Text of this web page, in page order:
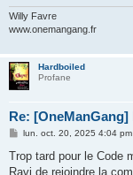
Willy Favre
www.onemangang.fr
Hardboiled
Profane
Re:
M
s
lun. oct. 20, 2025 4:04 pm
Trop tard pour le Code
Ravi de rejoindre la